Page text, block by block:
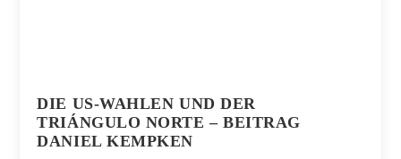
DIE US-WAHLEN UND DER
TRIÁNGULO NORTE – BEITRAG
DANIEL KEMPKEN